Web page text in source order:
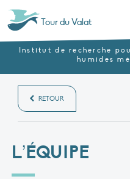
Tour du Valat
Institut de recherche
humides
RETOUR
L’ÉQUIPE